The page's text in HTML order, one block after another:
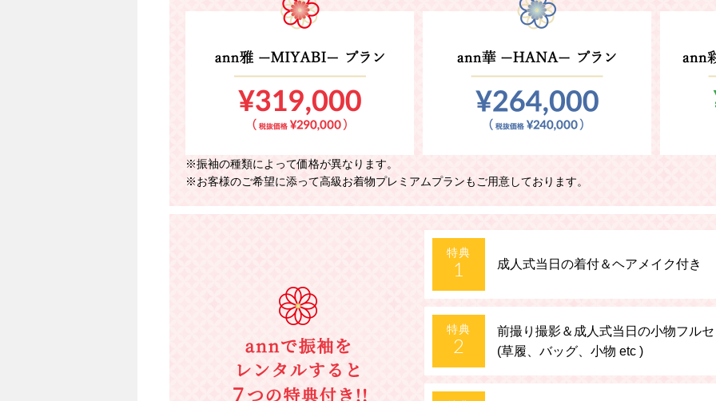
※振袖の種類によって価格が異なります。
※お客様のご希望に添って高級お着物プレミアムプランもご用意しております。
特典
1 成人式当日の着付＆ヘアメイク付き
特典
2
前撮り撮影＆成人式当日の小物フル
(草履、バッグ、小物 etc )